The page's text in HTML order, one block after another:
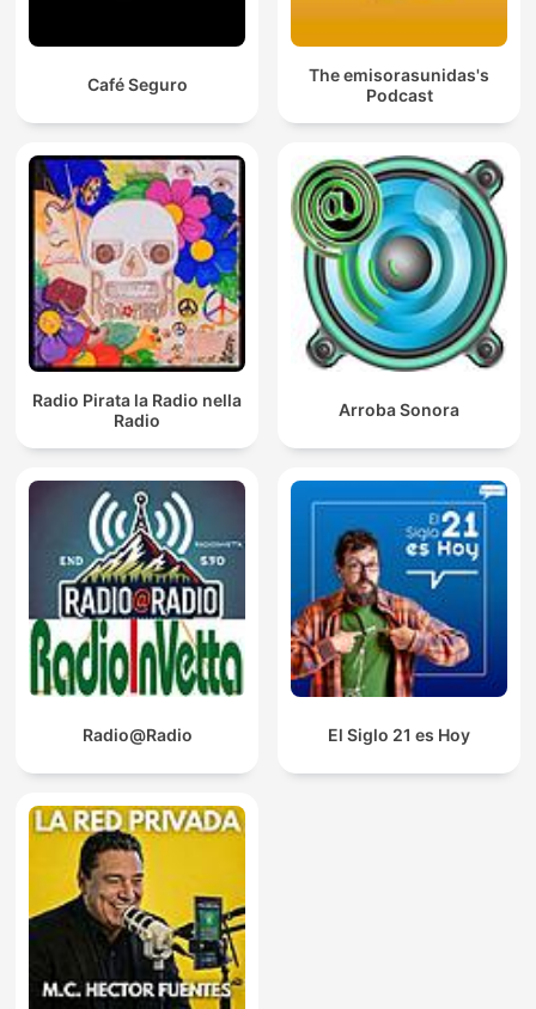
Café Seguro
The emisorasunidas's
Podcast
Radio Pirata la Radio nella
Radio
Arroba Sonora
Radio@Radio El Siglo 21 es Hoy